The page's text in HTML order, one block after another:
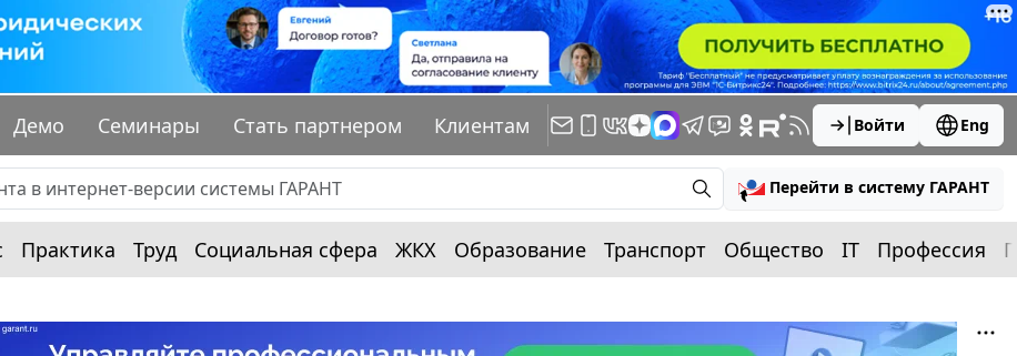
Демо Семинары Стать партнером Клиентам Войти Eng
Перейти в систему ГАРАНТ
Практика Труд Социальная сфера ЖКХ Образование Транспорт Общество IT Профессия